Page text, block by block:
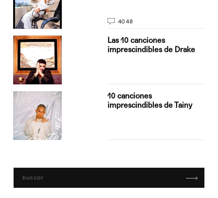
4048
Las 10 canciones
imprescindibles de Drake
10 canciones
imprescindibles de Tainy